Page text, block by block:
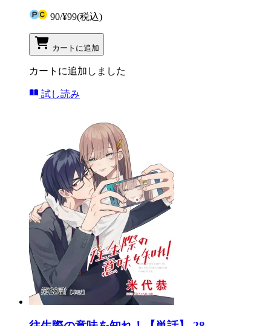
90/¥99(税込)
カートに追加
カートに追加しました
試し読み